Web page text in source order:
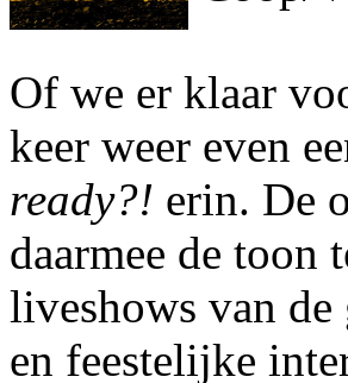
Of we er klaar
keer weer even
ready?! erin. De
daarmee de toon
liveshows van
en feestelijke